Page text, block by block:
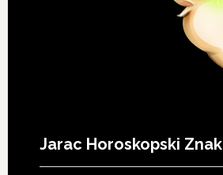
Jarac Horoskopski Znak